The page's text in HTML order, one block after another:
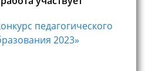
педагогического
2023»